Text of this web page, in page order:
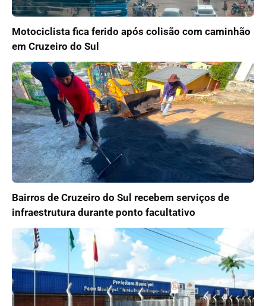
Motociclista fica ferido após colisão com caminhão
em Cruzeiro do Sul
Bairros de Cruzeiro do Sul recebem serviços de
infraestrutura durante ponto facultativo